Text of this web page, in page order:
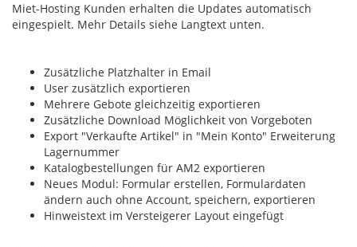
Miet-Hosting Kunden erhalten die Updates automatisch
eingespielt. Mehr Details siehe Langtext unten.
Zusätzliche Platzhalter in Email
User zusätzlich exportieren
Mehrere Gebote gleichzeitig exportieren
Zusätzliche Download Möglichkeit von Vorgeboten
Export "Verkaufte Artikel" in "Mein Konto" Erweiterung
Lagernummer
Katalogbestellungen für AM2 exportieren
Neues Modul: Formular erstellen, Formulardaten
ändern auch ohne Account, speichern, exportieren
Hinweistext im Versteigerer Layout eingefügt